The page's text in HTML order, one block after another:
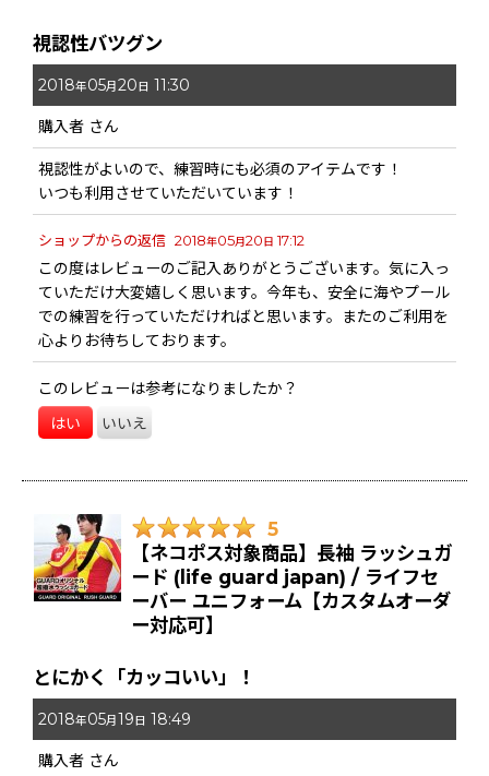
視認性バツグン
2018年05月 20 日 11:30
購入者 さん
視認性がよいので、練習時にも必須のアイテムです！
いつも利用させていただいています！
ショップからの返信 2018年05月20 日 17:12
この度はレビューのご記入ありがとうございます。気に入っ
ていただけ大変嬉しく思います。今年も、安全に海やプール
での練習を行っていただければと思います。またのご利用を
心よりお待ちしております。
このレビューは参考になりましたか？
はい いいえ
5
【ネコポス対象商品】長袖 ラッシュガ
ード (life guard japan) / ライフセ
ーバー ユニフォーム【カスタムオーダ
ー対応可】
とにかく「カッコいい」！
2018年05月 19 日 18:49
購入者 さん